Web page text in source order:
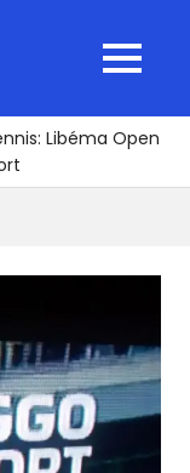
MENU
Libéma Open